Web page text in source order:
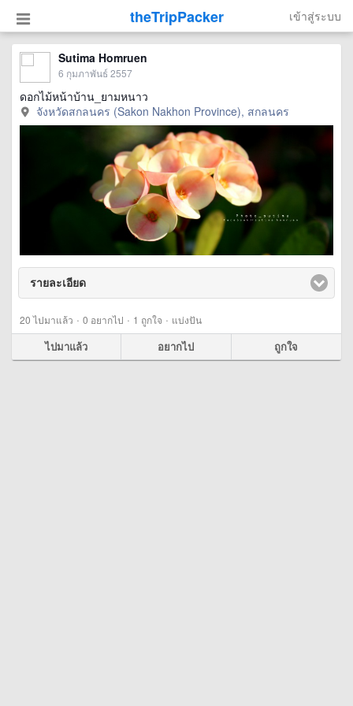
theTripPacker เข้าสู่ระบบ
Sutima Homruen
6 กุมภาพันธ์ 2557
ดอกไม้หน้าบ้าน_ยามหนาว
จังหวัดสกลนคร (Sakon Nakhon Province), สกลนคร
รายละเอียด
20ไปมาแล้ว · 0 อยากไป · 1 ถูกใจ · แบ่งปัน
ไปมาแล้ว อยากไป ถูกใจ